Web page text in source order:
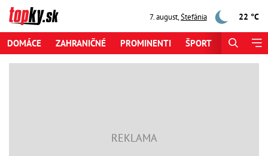
7. august,Štefánia 22 °C
DOMÁCE ZAHRANIČNÉ PROMINENTI ŠPORT